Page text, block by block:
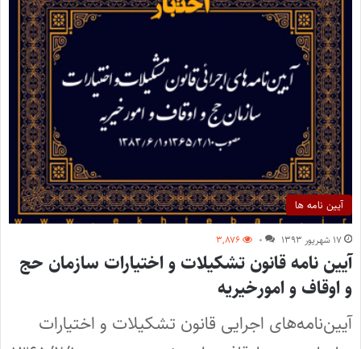
آیین نامه ها
۱۷ شهریور ۱۳۹۳ ۰ ۳,۸۷۶
آیین نامه قانون تشکیلات و اختیارات سازمان حج
و اوقاف و امورخیریه
آیین‌نامه‌های اجرایی قانون تشکیلات و اختیارات